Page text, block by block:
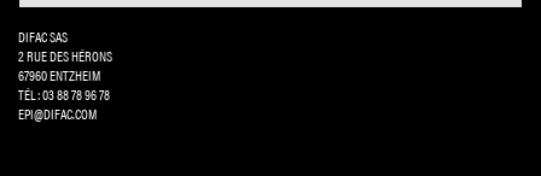
DIFAC SAS
2 RUE DES HÉRONS
67960 ENTZHEIM
TÉL: 03 88 78 96 78
EPI@DIFAC.COM